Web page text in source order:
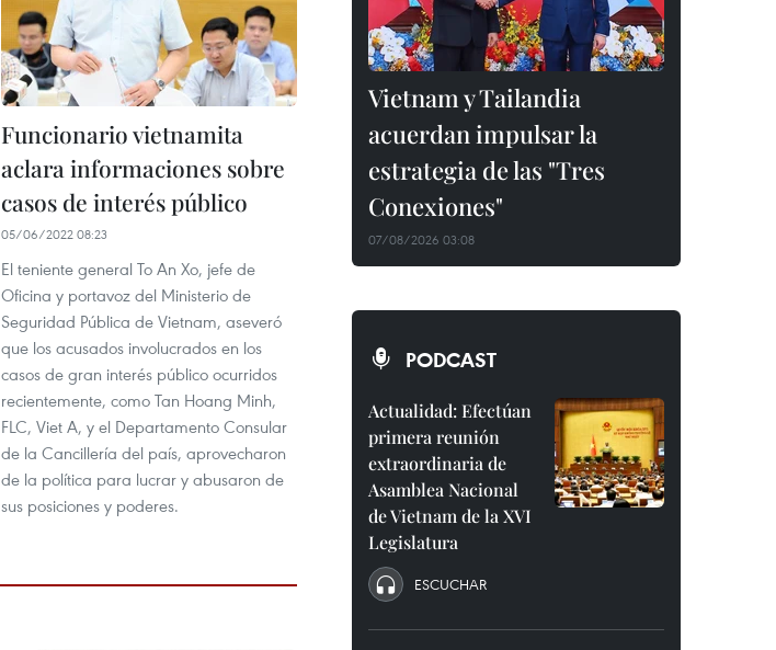
Funcionario vietnamita
aclara informaciones sobre
casos de interés público
05/06/2022 08:23
El teniente general To An Xo, jefe de
Oficina y portavoz del Ministerio de
Seguridad Pública de Vietnam, aseveró
que los acusados involucrados en los
casos de gran interés público ocurridos
recientemente, como Tan Hoang Minh,
FLC, Viet A, y el Departamento Consular
de la Cancillería del país, aprovecharon
de la política para lucrar y abusaron de
sus posiciones y poderes.
Vietnam y Tailandia
acuerdan impulsar la
estrategia de las "Tres
Conexiones"
07/08/2026 03:08
PODCAST
Actualidad: Efectúan
primera reunión
extraordinaria de
Asamblea Nacional
de Vietnam de la XVI
Legislatura
ESCUCHAR